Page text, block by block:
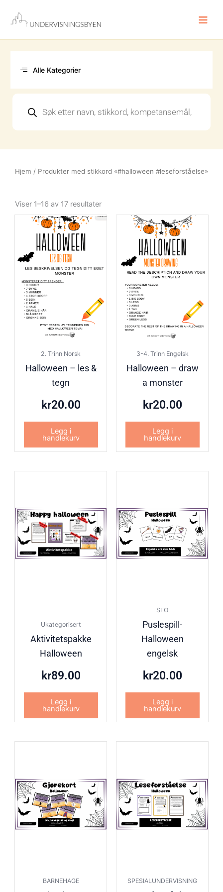
innholdet
Alle Kategorier
search
Hjem / Produkter med stikkord «#halloween #leseforståelse»
Viser 1–16 av 17 resultateretter
2. Trinn Norsk
Halloween – les &
tegn
kr20.00
Legg i
handlekurv
3-4. Trinn Engelsk
Halloween – draw
a monster
kr20.00
Legg i
handlekurv
Ukategorisert
Aktivitetspakke
Halloween
kr89.00
Legg i
handlekurv
SFO
Puslespill-
Halloween
engelsk
kr20.00
Legg i
handlekurv
BARNEHAGE SPESIALUNDERVISNING